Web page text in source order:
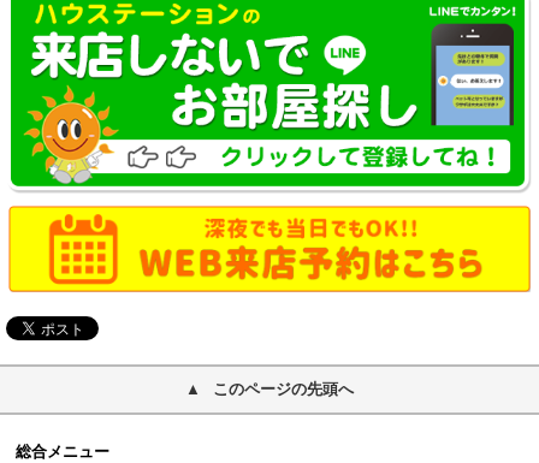
このページの先頭へ
総合メニュー